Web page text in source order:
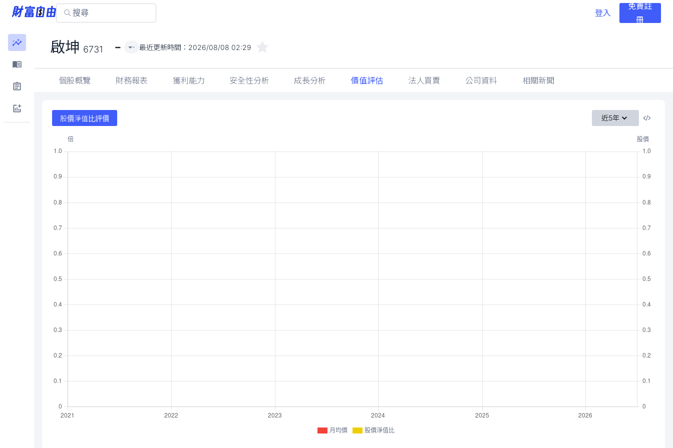
登入
免費註
冊
啟坤 6731 - - 最近更新時間： 2026/08/08 02:29
個股概覽 財務報表 獲利能力 安全性分析 成長分析 價值評估 法人買賣 公司資料 相關新聞
股價淨值比評價 近5年
月均價 股價淨值比